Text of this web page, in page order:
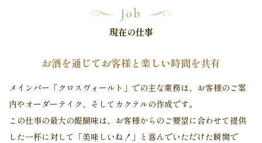
Job
現在の仕事
お酒を通じてお客様と楽しい時間を共有
メインバー「クロスヴォールト」での主な業務は、お客様のご案
内やオーダーテイク、そしてカクテルの作成です。
この仕事の最大の醍醐味は、お客様からのご要望に合わせて提供
した一杯に対して「美味しいね！」と喜んでいただけた瞬間で